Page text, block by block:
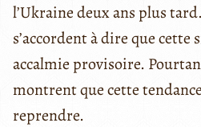
l’Ukraine deux ans plus
s’accordent à dire que cette
accalmie provisoire.
montrent que cette
reprendre.